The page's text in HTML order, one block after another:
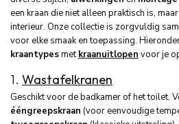
een kraan die niet alleen praktisch is,
interieur. Onze collectie is zorgvuldig
voor elke smaak en toepassing.
kraantypesmetkraanuitlopen voor je
1. Wastafelkranen
Geschikt voor de badkamer of het toilet.
ééngreepskraan (voor eenvoudige